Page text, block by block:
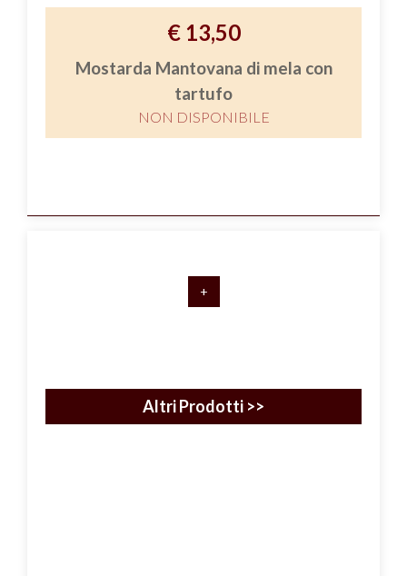
€ 13,50
Mostarda Mantovana di mela con
tartufo
NON DISPONIBILE
+
Altri Prodotti >>